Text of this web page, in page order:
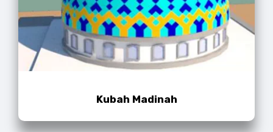
Kubah Madinah